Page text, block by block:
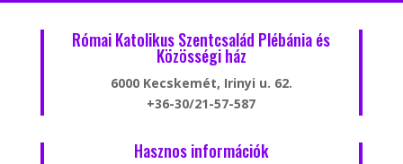
Római Katolikus Szentcsalád Plébánia és
Közösségi ház
6000 Kecskemét, Irinyi u. 62.
+36-30/21-57-587
Hasznos információk